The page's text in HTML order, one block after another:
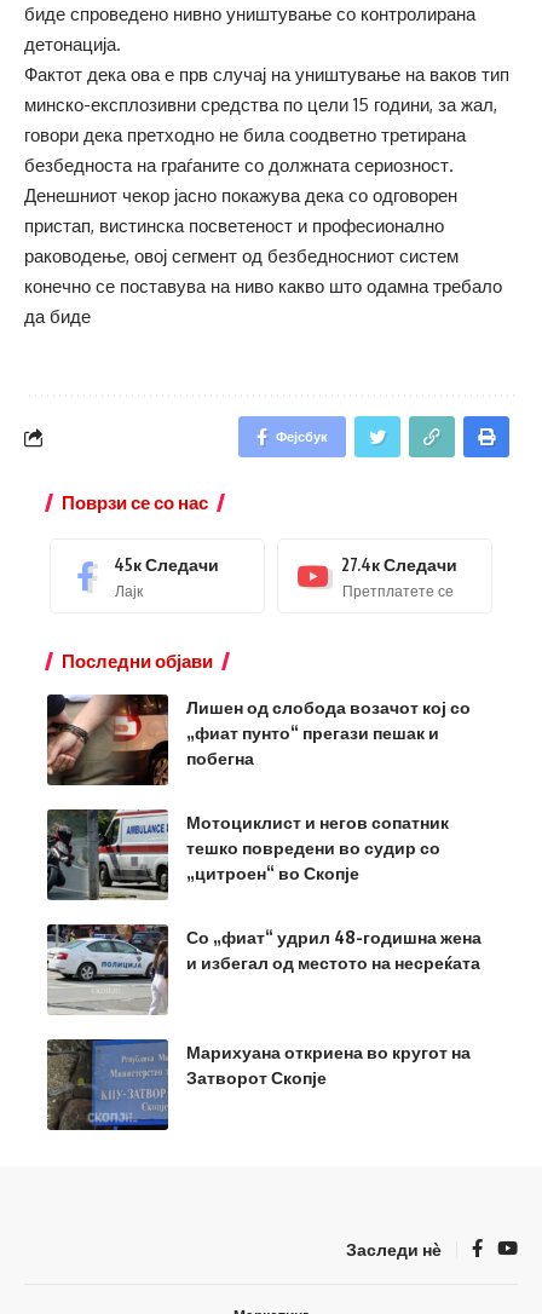
биде спроведено нивно уништување со контролирана
детонација.
Фактот дека ова е прв случај на уништување на ваков тип
минско-експлозивни средства по цели 15 години, за жал,
говори дека претходно не била соодветно третирана
безбедноста на граѓаните со должната сериозност.
Денешниот чекор јасно покажува дека со одговорен
пристап, вистинска посветеност и професионално
раководење, овој сегмент од безбедносниот систем
конечно се поставува на ниво какво што одамна требало
да биде
Фејсбук
Поврзи се со нас
45кСледачи
Лајк
27.4кСледачи
Претплатете се
Последни објави
Лишен од слобода возачот кој со
„фиат пунто“ прегази пешак и
побегна
Мотоциклист и негов сопатник
тешко повредени во судир со
„цитроен“ во Скопје
Со „фиат“ удрил 48-годишна жена
и избегал од местото на несреќата
Марихуана откриена во кругот на
Затворот Скопје
Заследи нѐ